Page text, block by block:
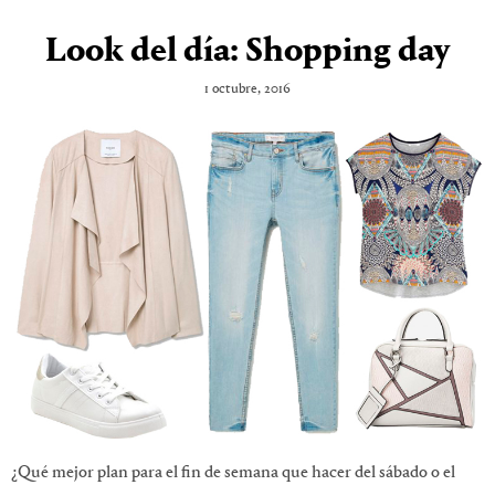
Look del día: Shopping day
1 octubre, 2016
¿Qué mejor plan para el fin de semana que hacer del sábado o el